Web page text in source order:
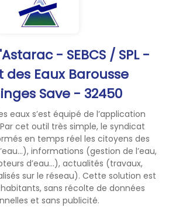
- SEBCS / SPL -
des Eaux Barousse
Save - 32450
eaux s’est équipé de l’application
cet outil très simple, le syndicat
en temps réel les citoyens des
informations (gestion de l’eau,
d’eau...), actualités (travaux,
sur le réseau). Cette solution est
sans récolte de données
et sans publicité.
quelques règles de
pour que chaque
d’eau nous
ensemble, de
notre ressource en
et en qualité.
votre vie quotidienne :
la chasse aux fuites
régulièrement la
d’eau à votre
individuel)
pas l’eau couler en
les douches rapides